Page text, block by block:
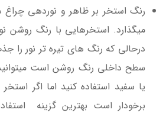
رنگ استخر بر ظاهر و نوردهی چراغ
میگذارد. استخرهایی با رنگ روشن
درحالی که رنگ های تیره تر نور را
سطح داخلی رنگ روشن است
یا سفید استفاده کنید اما اگر
برخودار است بهترین گزینه